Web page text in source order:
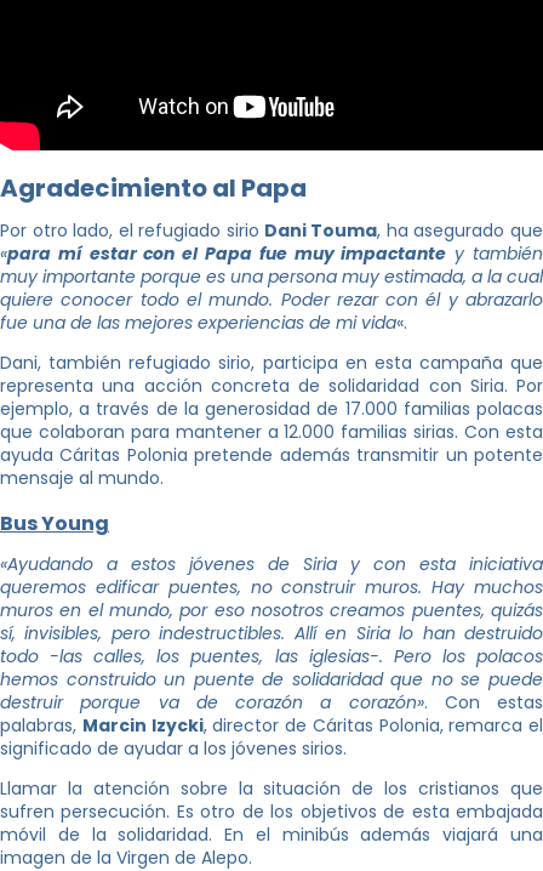
Agradecimiento al Papa
Por otro lado, el refugiado sirio Dani Touma, ha asegurado que
«para mí estar con el Papa fue muy impactante y también
muy importante porque es una persona muy estimada, a la cual
quiere conocer todo el mundo. Poder rezar con él y abrazarlo
fue una de las mejores experiencias de mi vida«.
Dani, también refugiado sirio, participa en esta campaña que
representa una acción concreta de solidaridad con Siria. Por
ejemplo, a través de la generosidad de 17.000 familias polacas
que colaboran para mantener a 12.000 familias sirias. Con esta
ayuda Cáritas Polonia pretende además transmitir un potente
mensaje al mundo.
Bus Young
«Ayudando a estos jóvenes de Siria y con esta iniciativa
queremos edificar puentes, no construir muros. Hay muchos
muros en el mundo, por eso nosotros creamos puentes, quizás
sí, invisibles, pero indestructibles. Allí en Siria lo han destruido
todo -las calles, los puentes, las iglesias-. Pero los polacos
hemos construido un puente de solidaridad que no se puede
destruir porque va de corazón a corazón». Con estas
palabras, Marcin Izycki, director de Cáritas Polonia, remarca el
significado de ayudar a los jóvenes sirios.
Llamar la atención sobre la situación de los cristianos que
sufren persecución. Es otro de los objetivos de esta embajada
móvil de la solidaridad. En el minibús además viajará una
imagen de la Virgen de Alepo.